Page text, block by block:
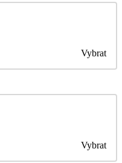
Vybrat
Vybrat